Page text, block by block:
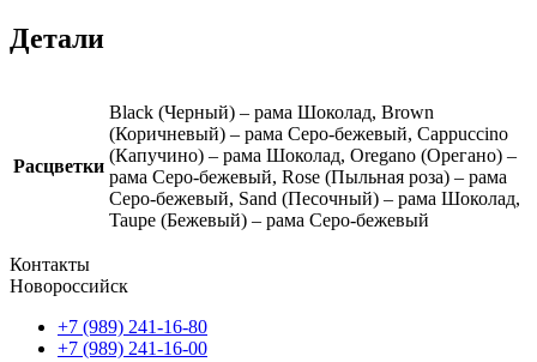
Детали
Расцветки
Black (Черный) – рама Шоколад, Brown
(Коричневый) – рама Серо-бежевый, Cappuccino
(Капучино) – рама Шоколад, Oregano (Орегано) –
рама Серо-бежевый, Rose (Пыльная роза) – рама
Серо-бежевый, Sand (Песочный) – рама Шоколад,
Taupe (Бежевый) – рама Серо-бежевый
Контакты
Новороссийск
+7 (989) 241-16-80
+7 (989) 241-16-00